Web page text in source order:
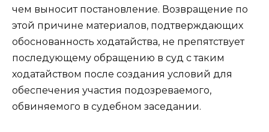
чем выносит постановление. Возвращение по
этой причине материалов, подтверждающих
обоснованность ходатайства, не препятствует
последующему обращению в суд с таким
ходатайством после создания условий для
обеспечения участия подозреваемого,
обвиняемого в судебном заседании.